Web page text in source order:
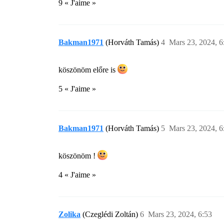
9 « J'aime »
Bakman1971 (Horváth Tamás) Mars 23, 2024,
4
köszönöm előre is
5 « J'aime »
Bakman1971 (Horváth Tamás) Mars 23, 2024,
5
köszönöm !
4 « J'aime »
Zolika (Czeglédi Zoltán) Mars 23, 2024, 6:53
6